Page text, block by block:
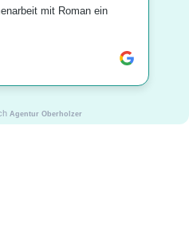
mit Roman ein
Agentur Oberholzer